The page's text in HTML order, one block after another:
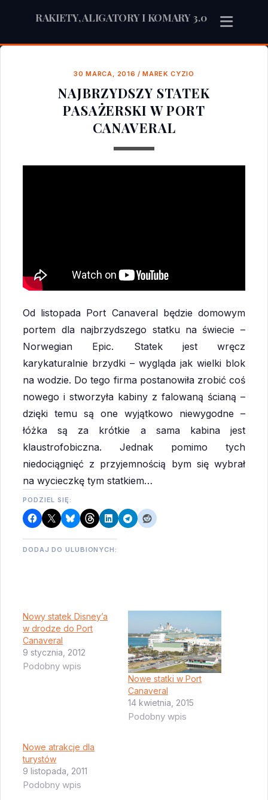
RAKIETY, ALIGATORY I KOMARY 3.0
30 MARCA, 2016 /MAREK CYZIO
NAJBRZYDSZY STATEK
PASAŻERSKI W PORT
CANAVERAL
Od listopada Port Canaveral będzie domowym
portem dla najbrzydszego statku na świecie –
Norwegian Epic. Statek jest wręcz
karykaturalnie brzydki – wygląda jak wielki blok
na wodzie. Do tego firma postanowiła zrobić coś
nowego i stworzyła kabiny z falowaną ścianą –
dzięki temu są one wyjątkowo niewygodne –
łóżka są za krótkie a sama kabina jest
klaustrofobiczna. Jednak pomimo tych
niedociągnięć z przyjemnością bym się wybrał
na wycieczkę tym statkiem…
PODZIEL SIĘ:
DODAJ DO ULUBIONYCH:
Nowy statek Disney’a
w drodze do Port
Canaveral
9 stycznia, 2012
Podobny wpis
Nowe statki w Port
Canaveral
14 kwietnia, 2015
Podobny wpis
Nowe atrakcje dla
turystów
9 listopada, 2011
Podobny wpis